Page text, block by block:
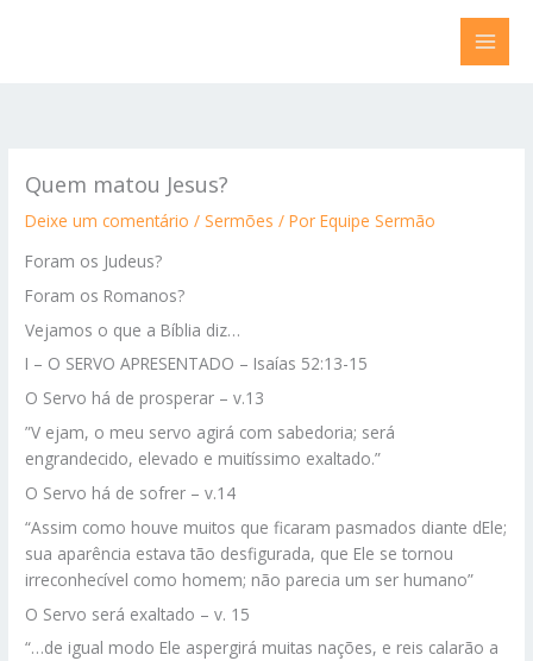
Quem matou Jesus?
Deixe um comentário /Sermões / PorEquipe Sermão
Foram os Judeus?
Foram os Romanos?
Vejamos o que a Bíblia diz…
I – O SERVO APRESENTADO – Isaías 52:13-15
O Servo há de prosperar – v.13
”V ejam, o meu servo agirá com sabedoria; será
engrandecido, elevado e muitíssimo exaltado.”
O Servo há de sofrer – v.14
“Assim como houve muitos que ficaram pasmados diante dEle;
sua aparência estava tão desfigurada, que Ele se tornou
irreconhecível como homem; não parecia um ser humano”
O Servo será exaltado – v. 15
“…de igual modo Ele aspergirá muitas nações, e reis calarão a